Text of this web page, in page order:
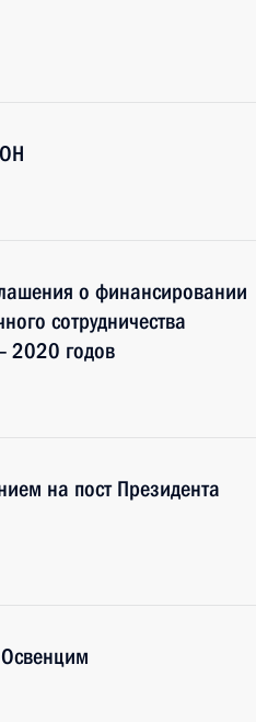
о финансировании
сотрудничества
2020 годов
на пост Президента